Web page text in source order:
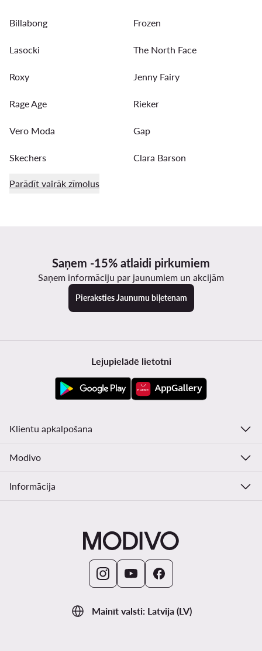
Billabong Frozen
Lasocki The North Face
Roxy Jenny Fairy
Rage Age Rieker
Vero Moda Gap
Skechers Clara Barson
Parādīt vairāk zīmolus
Saņem -15% atlaidi pirkumiem
Saņem informāciju par jaunumiem un akcijām
Pieraksties Jaunumu biļetenam
Mainīt valsti: Latvija (LV)
Lejupielādē lietotni
Klientu apkalpošana
Modivo
Informācija